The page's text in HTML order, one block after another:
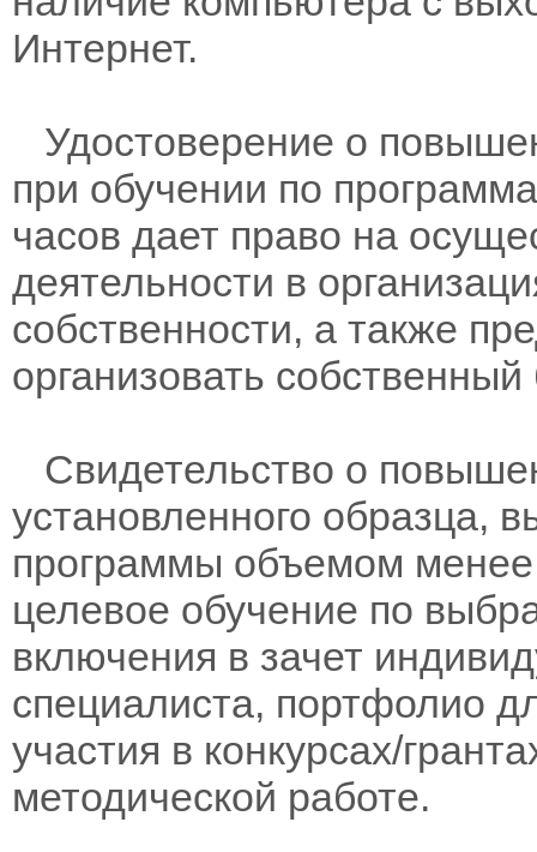
Интернет.
Удостоверение о
при обучении по
часов дает право на
деятельности в
собственности, а также
организовать
Свидетельство о
установленного образца,
программы объемом менее
целевое обучение по
включения в зачет
специалиста, портфолио
участия в конкурсах/
методической работе.